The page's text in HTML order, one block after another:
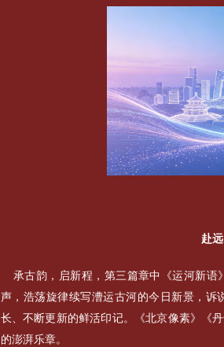
赴
承古韵，启新程，第三篇章中《运河新
声，浩荡旋律续写漕运古河的今日新景，
长、不断更新的鲜活印记。《北京像素》《
的澎湃乐章。